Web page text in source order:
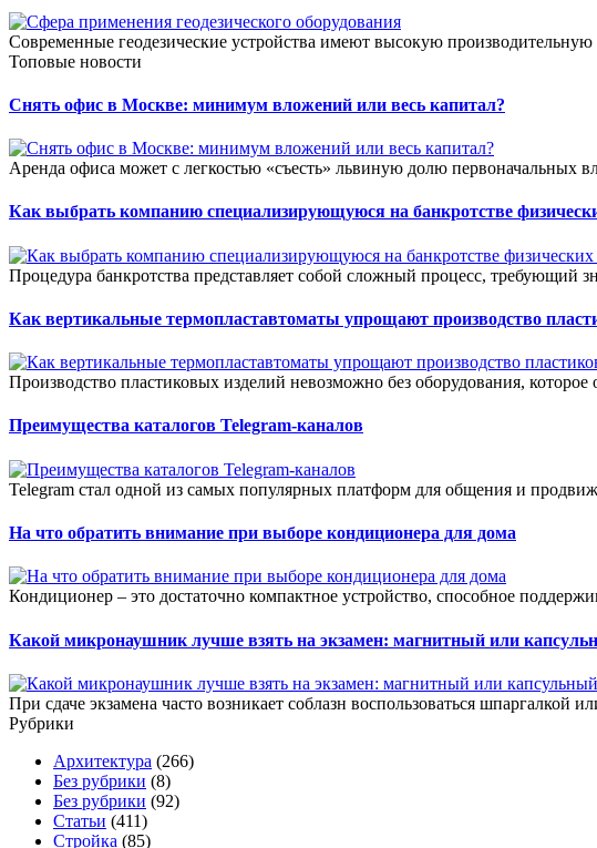
Современные геодезические устройства имеют высокую
Топовые новости
Снять офис в Москве: минимум вложений или весь капитал?
Аренда офиса может с легкостью «съесть» львиную долю первоначальных
Как выбрать компанию специализирующуюся на банкротстве
Процедура банкротства представляет собой сложный процесс, требующий
Как вертикальные термопластавтоматы упрощают производство
Производство пластиковых изделий невозможно без оборудования, которое
Преимущества каталогов Telegram-каналов
Telegram стал одной из самых популярных платформ для общения и
На что обратить внимание при выборе кондиционера для дома
Кондиционер – это достаточно компактное устройство, способное
Какой микронаушник лучше взять на экзамен: магнитный или
При сдаче экзамена часто возникает соблазн воспользоваться шпаргалкой
Рубрики
Архитектура (266)
Без рубрики (8)
Без рубрики (92)
Статьи (411)
Стройка (85)